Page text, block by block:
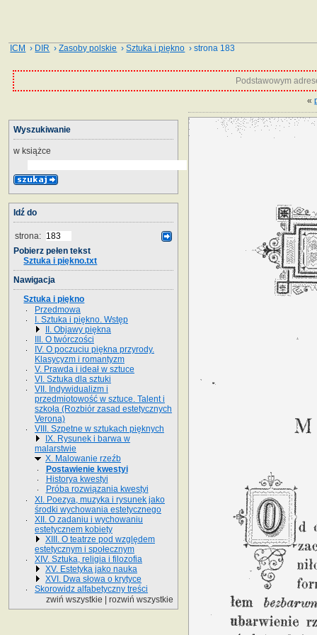
ICM › DIR ›Zasoby polskie ›Sztuka i piękno › strona 183
Podstawowym
«
Wyszukiwanie
w książce
Idź do
strona:
Pobierz pełen tekst
Sztuka i piękno.txt
Nawigacja
Sztuka i piękno
Przedmowa
I. Sztuka i piękno. Wstęp
II. Objawy piękna
III. O twórczości
IV. O poczuciu piękna przyrody.
Klasycyzm i romantyzm
V. Prawda i ideał w sztuce
VI. Sztuka dla sztuki
VII. Indywidualizm i
przedmiotowość w sztuce. Talent i
szkoła (Rozbiór zasad estetycznych
Verona)
VIII. Szpetne w sztukach pięknych
IX. Rysunek i barwa w
malarstwie
X. Malowanie rzeźb
Postawienie kwestyi
Historya kwestyi
Próba rozwiązania kwestyi
XI. Poezya, muzyka i rysunek jako
środki wychowania estetycznego
XII. O zadaniu i wychowaniu
estetycznem kobiety
XIII. O teatrze pod względem
estetycznym i społecznym
XIV. Sztuka, religia i filozofia
XV. Estetyka jako nauka
XVI. Dwa słowa o krytyce
Skorowidz alfabetyczny treści
zwiń wszystkie
rozwiń wszystkie